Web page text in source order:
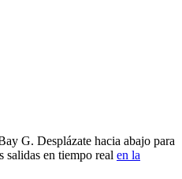
G. Desplázate hacia abajo para
salidas en tiempo real en la